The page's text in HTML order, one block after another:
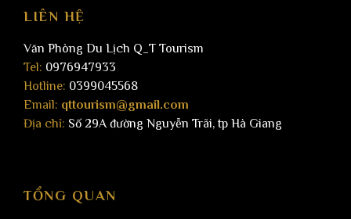
LIÊN HỆ
Văn Phòng Du Lịch Q_T Tourism
Tel: 0976947933
Hotline: 0399045568
Email: qttourism@gmail.com
Địa chỉ: Số 29A đường Nguyễn Trãi, tp Hà Giang
TỔNG QUAN